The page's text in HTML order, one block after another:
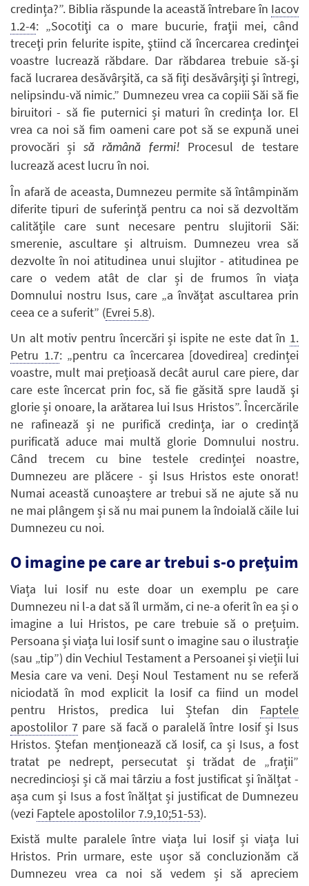
credința?”. Biblia răspunde la această întrebare în Iacov
1.2-4: „Socotiţi ca o mare bucurie, fraţii mei, când
treceţi prin felurite ispite, ştiind că încercarea credinţei
voastre lucrează răbdare. Dar răbdarea trebuie să-şi
facă lucrarea desăvârşită, ca să fiţi desăvârşiţi şi întregi,
nelipsindu-vă nimic.” Dumnezeu vrea ca copiii Săi să fie
biruitori - să fie puternici și maturi în credința lor. El
vrea ca noi să fim oameni care pot să se expună unei
provocări și
să rămână fermi!
Procesul de testare
lucrează acest lucru în noi.
În afară de aceasta, Dumnezeu permite să întâmpinăm
diferite tipuri de suferință pentru ca noi să dezvoltăm
calitățile care sunt necesare pentru slujitorii Săi:
smerenie, ascultare și altruism. Dumnezeu vrea să
dezvolte în noi atitudinea unui slujitor - atitudinea pe
care o vedem atât de clar și de frumos în viața
Domnului nostru Isus, care „a învățat ascultarea prin
ceea ce a suferit” (Evrei 5.8).
Un alt motiv pentru încercări și ispite ne este dat în 1.
Petru 1.7: „pentru ca încercarea [dovedirea] credinței
voastre, mult mai prețioasă decât aurul care piere, dar
care este încercat prin foc, să fie găsită spre laudă şi
glorie și onoare, la arătarea lui Isus Hristos”. Încercările
ne rafinează și ne purifică credința, iar o credință
purificată aduce mai multă glorie Domnului nostru.
Când trecem cu bine testele credinței noastre,
Dumnezeu are plăcere - și Isus Hristos este onorat!
Numai această cunoaștere ar trebui să ne ajute să nu
ne mai plângem și să nu mai punem la îndoială căile lui
Dumnezeu cu noi.
O imagine pe care ar trebui s-o preţuim
Viața lui Iosif nu este doar un exemplu pe care
Dumnezeu ni l-a dat să îl urmăm, ci ne-a oferit în ea și o
imagine a lui Hristos, pe care trebuie să o prețuim.
Persoana și viața lui Iosif sunt o imagine sau o ilustrație
(sau „tip”) din Vechiul Testament a Persoanei și vieții lui
Mesia care va veni. Deși Noul Testament nu se referă
niciodată în mod explicit la Iosif ca fiind un model
pentru Hristos, predica lui Ștefan din Faptele
apostolilor 7 pare să facă o paralelă între Iosif și Isus
Hristos. Ștefan menționează că Iosif, ca și Isus, a fost
tratat pe nedrept, persecutat și trădat de „frații”
necredincioși și că mai târziu a fost justificat și înălțat -
așa cum și Isus a fost înălțat și justificat de Dumnezeu
(vezi Faptele apostolilor 7.9,10;51-53).
Există multe paralele între viața lui Iosif și viața lui
Hristos. Prin urmare, este ușor să concluzionăm că
Dumnezeu vrea ca noi să vedem și să apreciem